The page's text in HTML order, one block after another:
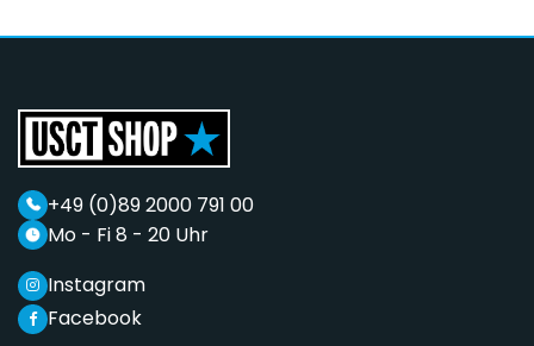
+49 (0)89 2000 791 00
Mo - Fi 8 - 20 Uhr
Facebook
Instagram